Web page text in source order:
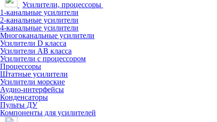
Усилители, процессоры
1-канальные усилители
2-канальные усилители
4-канальные усилители
Многоканальные усилители
Усилители D класса
Усилители АВ класса
Усилители с процессором
Процессоры
Штатные усилители
Усилители морские
Аудио-интерфейсы
Конденсаторы
Пульты ДУ
Компоненты для усилителей